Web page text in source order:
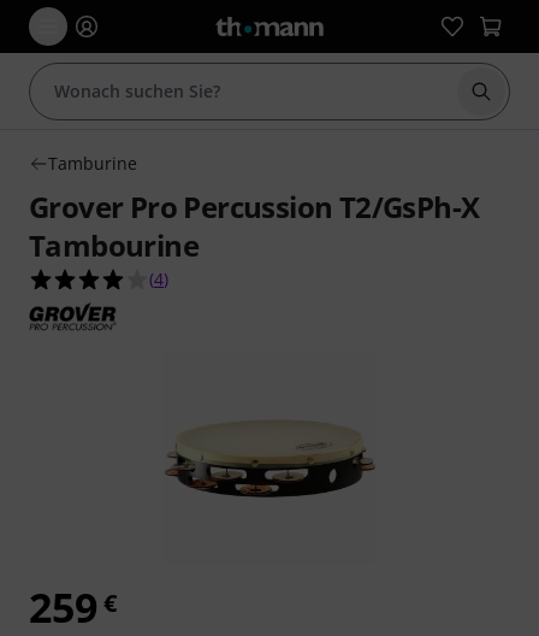
Suche
Tamburine
Grover Pro Percussion T2/GsPh-X
Tambourine
4.0 von 5 Sternen aus 4 Kundenbewertungen
(4)
259 €